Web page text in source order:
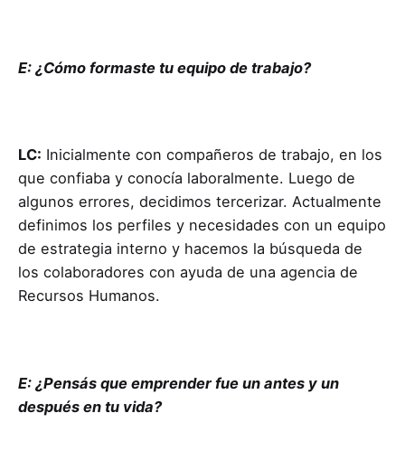
E: ¿Cómo formaste tu equipo de trabajo?
LC: Inicialmente con compañeros de trabajo, en los
que confiaba y conocía laboralmente. Luego de
algunos errores, decidimos tercerizar. Actualmente
definimos los perfiles y necesidades con un equipo
de estrategia interno y hacemos la búsqueda de
los colaboradores con ayuda de una agencia de
Recursos Humanos.
E: ¿Pensás que emprender fue un antes y un
después en tu vida?